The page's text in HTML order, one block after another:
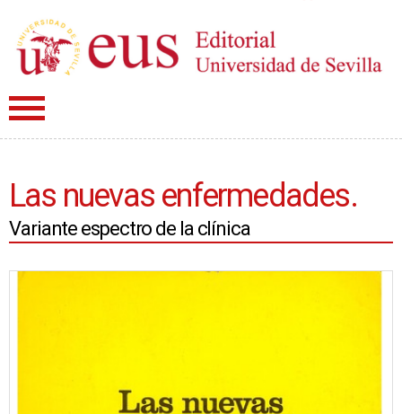
Las nuevas enfermedades.
Variante espectro de la clínica